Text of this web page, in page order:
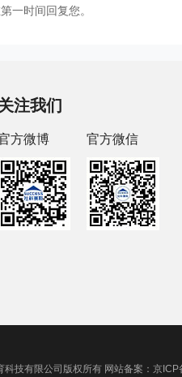
一时间回复您。
注我们
方微博 官方微信
技有限公司版权所有 网站备案：京